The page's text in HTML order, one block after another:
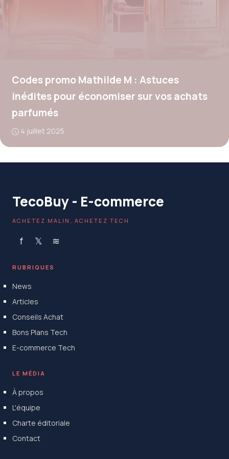
Codes promo Mathilde M : Astuces
inédites pour économiser sur vos achats
parfumés
4 juillet 2025
TecoBuy - E-commerce
ACHETEZ MALIN, ACHETEZ TECH
f 𝕏 ≋
RUBRIQUES
News
Articles
Conseils Achat
Bons Plans Tech
E-commerce Tech
LE MÉDIA
À propos
L'équipe
Charte éditoriale
Contact